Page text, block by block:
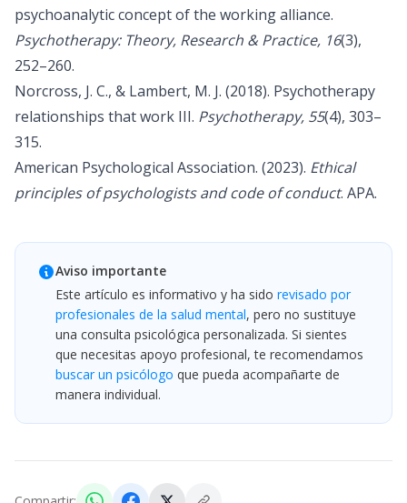
psychoanalytic concept of the working alliance.
Psychotherapy: Theory, Research & Practice, 16(3),
252–260.
Norcross, J. C., & Lambert, M. J. (2018). Psychotherapy
relationships that work III. Psychotherapy, 55(4), 303–
315.
American Psychological Association. (2023). Ethical
principles of psychologists and code of conduct. APA.
Aviso importante
Este artículo es informativo y ha sido revisado por
profesionales de la salud mental, pero no sustituye
una consulta psicológica personalizada. Si sientes
que necesitas apoyo profesional, te recomendamos
buscar un psicólogo que pueda acompañarte de
manera individual.